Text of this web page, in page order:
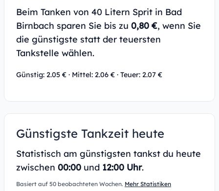
Beim Tanken von 40 Litern Sprit in Bad
Birnbach sparen Sie bis zu 0,80 €, wenn Sie
die günstigste statt der teuersten
Tankstelle wählen.
Günstig: 2.05 € · Mittel: 2.06 € · Teuer: 2.07 €
Günstigste Tankzeit heute
Statistisch am günstigsten tankst du heute
zwischen 00:00 und 12:00 Uhr.
Basiert auf 50 beobachteten Wochen. Mehr Statistiken